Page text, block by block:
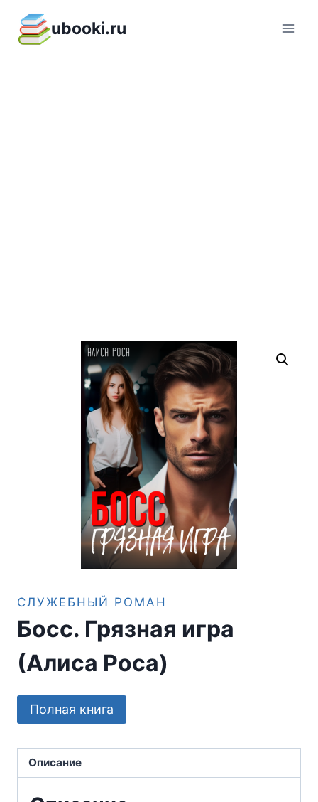
содержимому
ubooki.ru
СЛУЖЕБНЫЙ РОМАН
Босс. Грязная игра
(Алиса Роса)
Полная книга
Описание